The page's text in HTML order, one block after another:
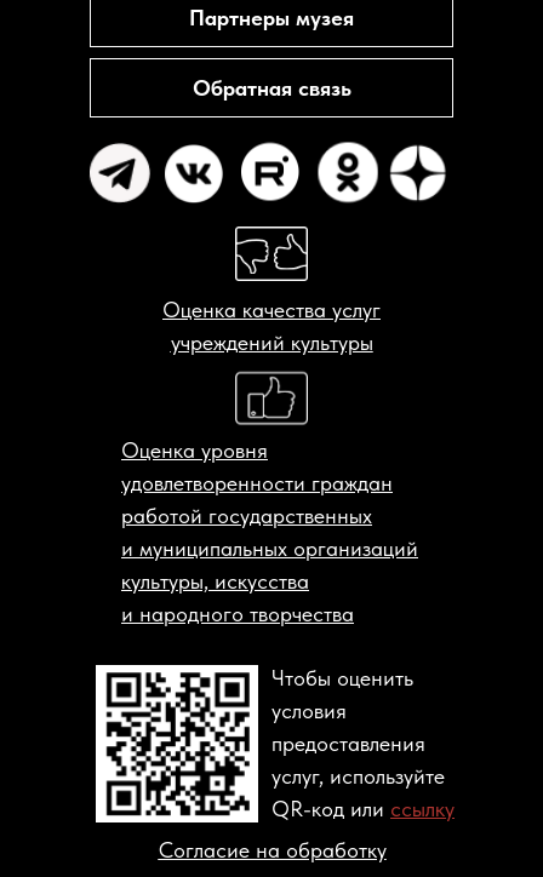
Оценка качества услуг
учреждений культуры
Обратная связь
Партнеры музея
Согласие на обработку
Чтобы оценить
условия
предоставления
услуг, используйте
QR-код или ссылку
Оценка уровня
удовлетворенности граждан
работой государственных
и муниципальных организаций
культуры, искусства
и народного творчества